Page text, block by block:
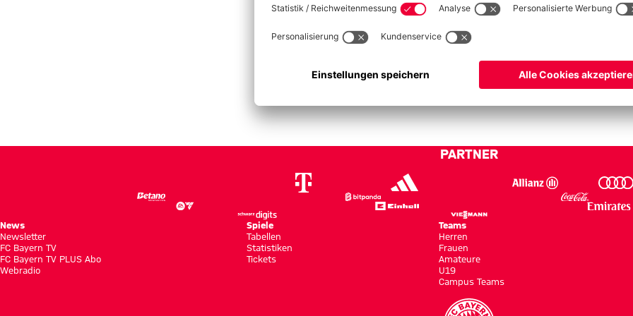
Keine Daten vorhanden.
PARTNER
News
Newsletter
FC Bayern TV
FC Bayern TV PLUS Abo
Webradio
Spiele
Tabellen
Statistiken
Tickets
Teams
Herren
Frauen
Amateure
U19
Campus Teams